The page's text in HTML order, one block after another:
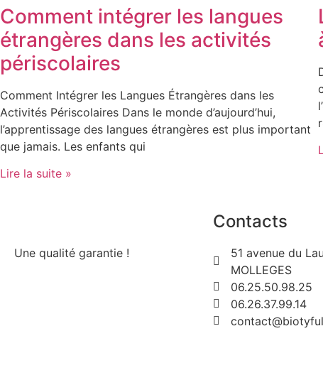
Comment intégrer les langues
étrangères dans les activités
périscolaires
Comment Intégrer les Langues Étrangères dans les
Activités Périscolaires Dans le monde d’aujourd’hui,
l’apprentissage des langues étrangères est plus important
que jamais. Les enfants qui
Lire la suite »
Une qualité garantie !
Contacts
51 avenue du
MOLLEGES
06.25.50.98.25
06.26.37.99.14